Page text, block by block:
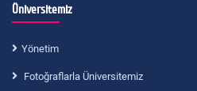
Üniversitemiz
Yönetim
Fotoğraflarla Üniversitemiz